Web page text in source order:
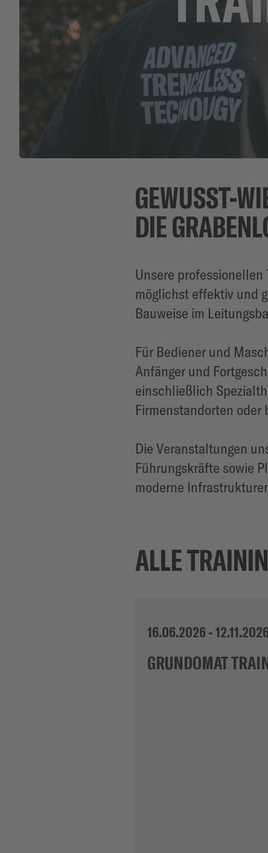
GEWUSST-
DIE
Unsere professionellen
möglichst effektiv und
Bauweise im
Für Bediener und
Anfänger und
einschließlich
Firmenstandorten oder
Die Veranstaltungen
Führungskräfte sowie
moderne
ALLE
16.06.2026 - 12.11.2026
GRUNDOMAT